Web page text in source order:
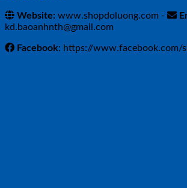
Website: www.shopdoluong.com -
kd.baoanhnth@gmail.com
Facebook: https://www.facebook.com/